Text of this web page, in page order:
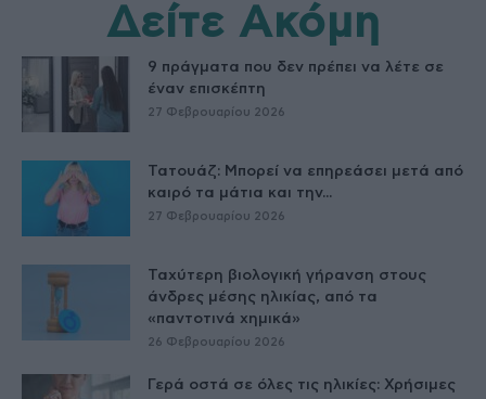
Δείτε Ακόμη
9 πράγματα που δεν πρέπει να λέτε σε
έναν επισκέπτη
27 Φεβρουαρίου 2026
Τατουάζ: Μπορεί να επηρεάσει μετά από
καιρό τα μάτια και την...
27 Φεβρουαρίου 2026
Ταχύτερη βιολογική γήρανση στους
άνδρες μέσης ηλικίας, από τα
«παντοτινά χημικά»
26 Φεβρουαρίου 2026
Γερά οστά σε όλες τις ηλικίες: Χρήσιμες